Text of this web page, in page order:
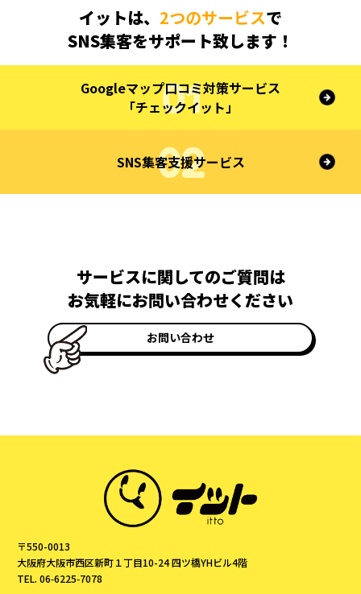
イットは、 2つのサービスで
SNS集客をサポート致します！
Googleマップ口コミ対策サービス
「チェックイット」
SNS集客支援サービス
サービスに関してのご質問は
お気軽にお問い合わせください
お問い合わせ
〒550-0013
大阪府大阪市西区新町１丁目10-24 四ツ橋YHビル4階
TEL. 06‑6225‑7078